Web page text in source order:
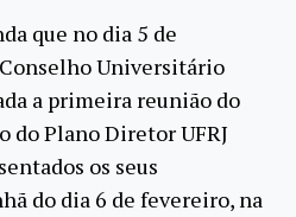
que no dia 5 de
Universitário
a primeira reunião do
Plano Diretor UFRJ
os seus
do dia 6 de fevereiro, na